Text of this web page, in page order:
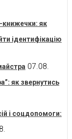
книжечки: як
ідентифікацію
07.08.
як звернутись
і соцдопомоги: